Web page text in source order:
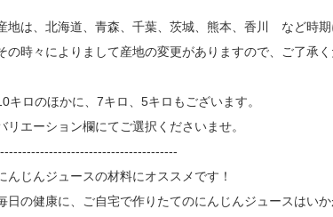
地は、北海道、青森、千葉、茨城、熊本、香川 など時期
の時々によりまして産地の変更がありますので、ご了承く
キロのほかに、7キロ、5キロもございます。
リエーション欄にてご選択くださいませ。
んじんジュースの材料にオススメです！
日の健康に、ご自宅で作りたてのにんじんジュースはい